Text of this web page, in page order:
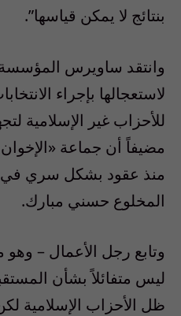
بنتائج لا يمكن قياسها”.
وانتقد ساويرس
لاستعجالها بإجراء
للأحزاب غير الإسلامية
مضيفاً أن جماعة
منذ عقود بشكل سري
المخلوع حسني مبارك.
وتابع رجل الأعمال –
ليس متفائلاً بشأن
ظل الأحزاب الإسلامية